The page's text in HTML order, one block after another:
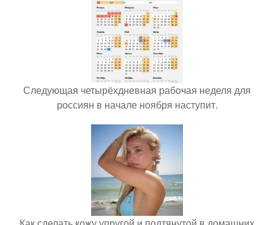
Следующая четырёхдневная рабочая неделя для
россиян в начале ноября наступит.